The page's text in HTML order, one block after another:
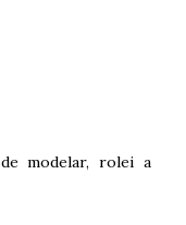
modelar, rolei a